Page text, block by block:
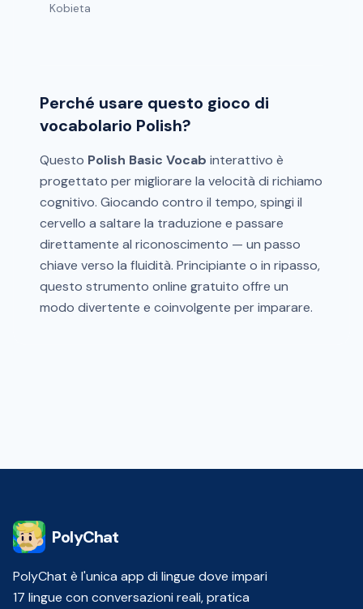
Kobieta
Perché usare questo gioco di
vocabolario Polish?
Questo Polish Basic Vocab interattivo è
progettato per migliorare la velocità di richiamo
cognitivo. Giocando contro il tempo, spingi il
cervello a saltare la traduzione e passare
direttamente al riconoscimento — un passo
chiave verso la fluidità. Principiante o in ripasso,
questo strumento online gratuito offre un
modo divertente e coinvolgente per imparare.
PolyChat
PolyChat è l'unica app di lingue dove impari
17 lingue con conversazioni reali, pratica